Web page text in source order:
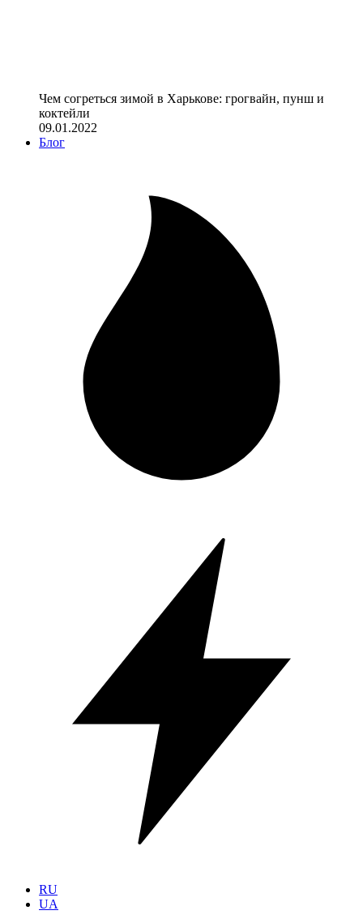
Чем согреться зимой в Харькове: грогвайн, пунш и
коктейли
09.01.2022
Блог
RU
UA